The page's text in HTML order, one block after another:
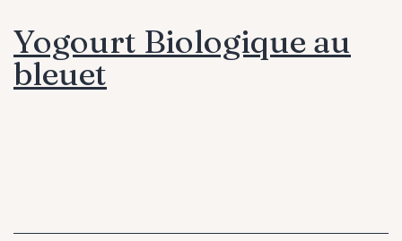
Yogourt Biologique au
bleuet